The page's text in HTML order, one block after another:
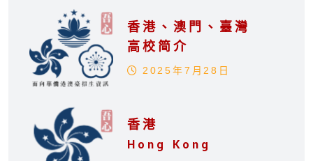
香港、澳門、臺灣
高校简介
2025年7月28日
香港
Hong Kong